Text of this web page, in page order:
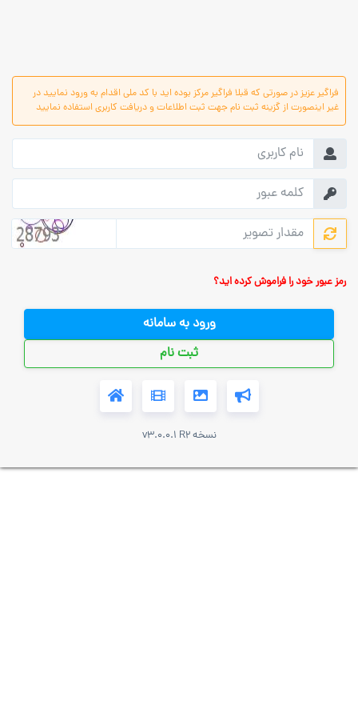
فراگیر عزیز در صورتی که قبلا فراگیر مرکز بوده اید با کد ملی اقدام به ورود نمایید در
غیر اینصورت از گزینه ثبت نام جهت ثبت اطلاعات و دریافت کاربری استفاده نمایید
رمز عبور خود را فراموش کرده اید؟
ورود به سامانه
ثبت نام
نسخه v3.0.0.1 R2